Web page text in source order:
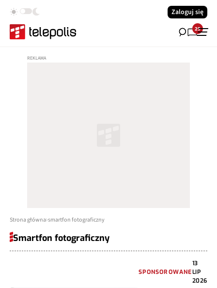
Zaloguj się
29
Strona główna smartfon fotograficzny
Smartfon fotograficzny
SPONSOROWANE
13
LIP
2026